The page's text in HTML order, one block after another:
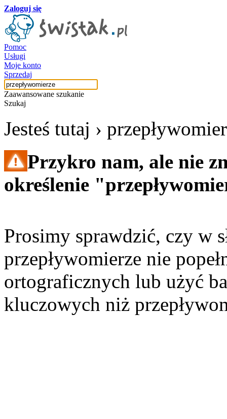
Zaloguj się
Pomoc
Usługi
Moje konto
Sprzedaj
Zaawansowane szukanie
Szukaj
Jesteś tutaj ›
Przykro nam, ale nie
określenie
Prosimy sprawdzić, czy w
przepływomierze nie
ortograficznych lub użyć
kluczowych niż